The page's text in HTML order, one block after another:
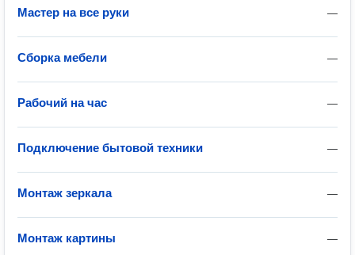
—
Мастер на все руки
—
Сборка мебели
—
Рабочий на час
—
Подключение бытовой техники
—
Монтаж зеркала
—
Монтаж картины